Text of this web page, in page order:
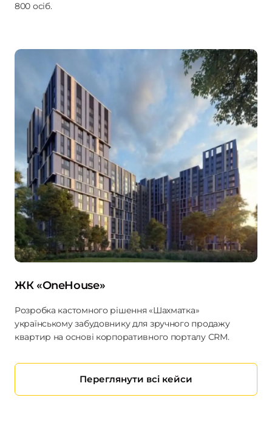
800 осіб.
ЖК «OneHouse»
Розробка кастомного рішення «Шахматка»
українському забудовнику для зручного продажу
квартир на основі корпоративного порталу CRM.
Переглянути всі кейси